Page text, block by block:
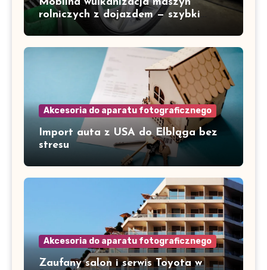
rolniczych z dojazdem — szybki
serwis w Gorzowie i okolicach
Akcesoria do aparatu fotograficznego
Import auta z USA do Elbląga bez
stresu
Akcesoria do aparatu fotograficznego
Zaufany salon i serwis Toyota w